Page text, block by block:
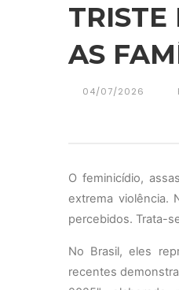
AS
04/07/2026
O feminicídio,
extrema violência.
percebidos. Trata-
No Brasil, eles
recentes